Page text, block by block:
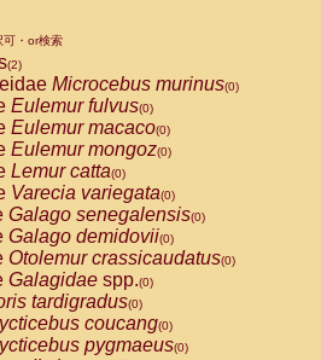
belzebuth
geoffroyi
paniscus(0)
spp. (0)
lagothricha
lagothricha cana
Cacajao calvus rubicundus
Callicebus cupreus
Callicebus donacophilus
Callicebus moloch
Callicebus torquatus(0)
Callicebusspp.
Chiropotes satanas
Pithecia monachus
Pithecia pithecia (0)
・or検索
(2)
Microcebus murinus(0)
Eulemur fulvus(0)
Eulemur macaco(0)
Eulemur mongoz(0)
Lemur catta(0)
Varecia variegata(0)
Galago senegalensis(0)
Galago demidovii(0)
Otolemur crassicaudatus(0)
Galagidae spp.(0)
tardigradus(0)
coucang(0)
pygmaeus(0)